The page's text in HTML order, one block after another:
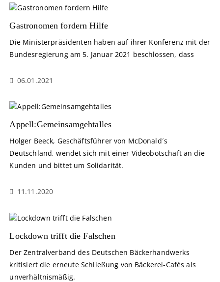
Gastronomen fordern Hilfe
Die Ministerpräsidenten haben auf ihrer Konferenz mit der
Bundesregierung am 5. Januar 2021 beschlossen, dass
06.01.2021
Appell:Gemeinsamgehtalles
Holger Beeck, Geschäftsführer von McDonald´s
Deutschland, wendet sich mit einer Videobotschaft an die
Kunden und bittet um Solidarität.
11.11.2020
Lockdown trifft die Falschen
Der Zentralverband des Deutschen Bäckerhandwerks
kritisiert die erneute Schließung von Bäckerei-Cafés als
unverhältnismäßig.